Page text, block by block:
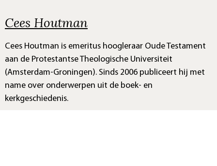
Cees Houtman
Cees Houtman is emeritus hoogleraar Oude Testament
aan de Protestantse Theologische Universiteit
(Amsterdam-Groningen). Sinds 2006 publiceert hij met
name over onderwerpen uit de boek- en
kerkgeschiedenis.